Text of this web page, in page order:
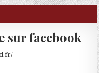
sur facebook